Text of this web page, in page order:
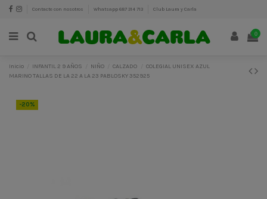
Contacte con nosotros Whatsapp 687 314 713 Club Laura y Carla
0
Inicio INFANTIL 2 9 AÑOS NIÑO CALZADO
COLEGIAL UNISEX AZUL
MARINO TALLAS DE LA 22 A LA 23 PABLOSKY 352925
-20%